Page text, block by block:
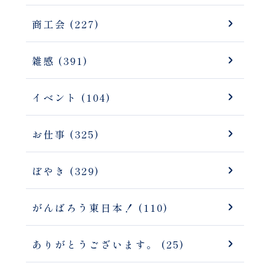
商工会 (227)
雑感 (391)
イベント (104)
お仕事 (325)
ぼやき (329)
がんばろう東日本！ (110)
ありがとうございます。 (25)